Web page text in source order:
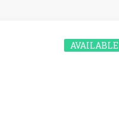
AVAILABLE